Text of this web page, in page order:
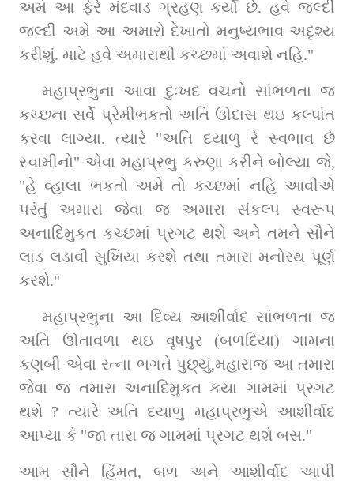
અમે આ ફેરે મંદવાડ ગ્રહણ કર્યો છે. હવે જલ્દી
જલ્દી અમે આ અમારો દેખાતો મનુષ્યભાવ અદૃશ્ય
કરીશું. માટે હવે અમારાથી કચ્છમાં અવાશે નહિ."
મહાપ્રભુના આવા દુઃખદ વચનો સાંભળતા જ
કચ્છના સર્વે પ્રેમીભકતો અતિ ઊદાસ થઇ કલ્પાંત
કરવા લાગ્યા. ત્યારે "અતિ દયાળુ રે સ્વભાવ છે
સ્વામીનો" એવા મહાપ્રભુ કરુણા કરીને બોલ્યા જે,
"હે વ્હાલા ભકતો અમે તો કચ્છમાં નહિ આવીએ
પરંતું અમારા જેવા જ અમારા સંકલ્પ સ્વરૂપ
અનાદિમુકત કચ્છમાં પ્રગટ થશે અને તમને સૌને
લાડ લડાવી સુખિયા કરશે તથા તમારા મનોરથ પૂર્ણ
કરશે."
મહાપ્રભુના આ દિવ્ય આશીર્વાદ સાંભળતા જ
અતિ ઊતાવળા થઇ વૃષપુર (બળદિયા) ગામના
કણબી એવા રત્ના ભગતે પુછ્યું,મહારાજ આ તમારા
જેવા જ તમારા અનાદિમુકત કયા ગામમાં પ્રગટ
થશે ? ત્યારે અતિ દયાળુ મહાપ્રભુએ આશીર્વાદ
આપ્યા કે "જા તારા જ ગામમાં પ્રગટ થશે બસ."
આમ સૌને હિંમત, બળ અને આશીર્વાદ આપી